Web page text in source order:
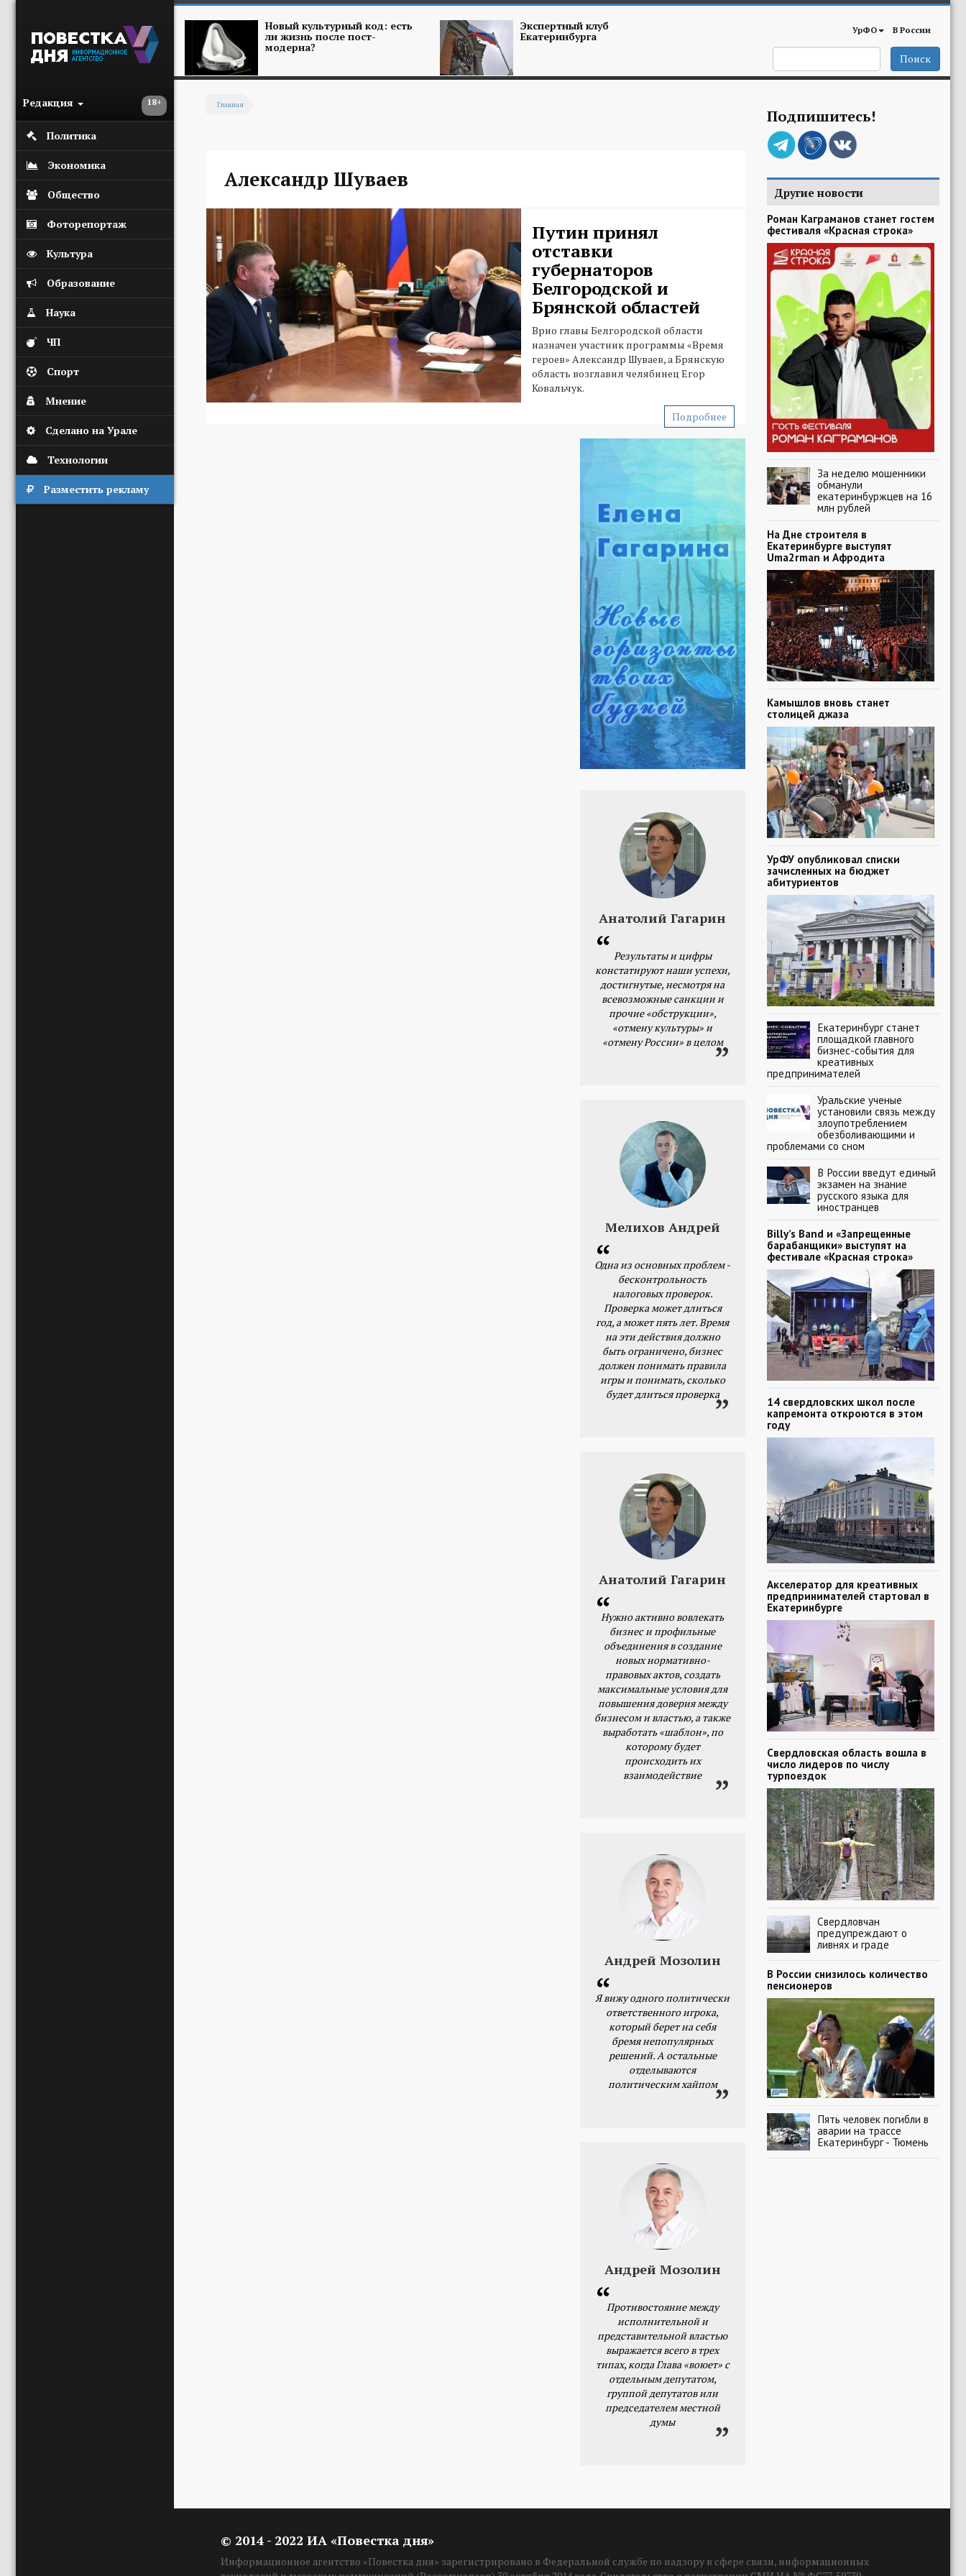
18+
Редакция
Политика
Экономика
Общество
Фоторепортаж
Культура
Образование
Наука
ЧП
Спорт
Мнение
Сделано на Урале
Технологии
Разместить рекламу
Новый культурный код: есть
ли жизнь после пост-
модерна?
Экспертный клуб
Екатеринбурга УрФО В России
Поиск
Главная
Александр Шуваев
Путин принял
отставки
губернаторов
Белгородской и
Брянской областей
Врио главы Белгородской области
назначен участник программы «Время
героев» Александр Шуваев, а Брянскую
область возглавил челябинец Егор
Ковальчук.
Подробнее
Анатолий Гагарин
Результаты и цифры
констатируют наши успехи,
достигнутые, несмотря на
всевозможные санкции и
прочие «обструкции»,
«отмену культуры» и
«отмену России» в целом
Мелихов Андрей
Одна из основных проблем -
бесконтрольность
налоговых проверок.
Проверка может длиться
год, а может пять лет. Время
на эти действия должно
быть ограничено, бизнес
должен понимать правила
игры и понимать, сколько
будет длиться проверка
Анатолий Гагарин
Нужно активно вовлекать
бизнес и профильные
объединения в создание
новых нормативно-
правовых актов, создать
максимальные условия для
повышения доверия между
бизнесом и властью, а также
выработать «шаблон», по
которому будет
происходить их
взаимодействие
Андрей Мозолин
Я вижу одного политически
ответственного игрока,
который берет на себя
бремя непопулярных
решений. А остальные
отделываются
политическим хайпом
Андрей Мозолин
Противостояние между
исполнительной и
представительной властью
выражается всего в трех
типах, когда Глава «воюет» с
отдельным депутатом,
группой депутатов или
председателем местной
думы
Подпишитесь!
Другие новости
Роман Каграманов станет гостем
фестиваля «Красная строка»
За неделю мошенники
обманули
екатеринбуржцев на 16
млн рублей
На Дне строителя в
Екатеринбурге выступят
Uma2rman и Афродита
Камышлов вновь станет
столицей джаза
УрФУ опубликовал списки
зачисленных на бюджет
абитуриентов
Екатеринбург станет
площадкой главного
бизнес-события для
креативных
предпринимателей
Уральские ученые
установили связь между
злоупотреблением
обезболивающими и
проблемами со сном
В России введут единый
экзамен на знание
русского языка для
иностранцев
Billy’s Band и «Запрещенные
барабанщики» выступят на
фестивале «Красная строка»
14 свердловских школ после
капремонта откроются в этом
году
Акселератор для креативных
предпринимателей стартовал в
Екатеринбурге
Свердловская область вошла в
число лидеров по числу
турпоездок
Свердловчан
предупреждают о
ливнях и граде
В России снизилось количество
пенсионеров
Пять человек погибли в
аварии на трассе
Екатеринбург - Тюмень
© 2014 - 2022 ИА «Повестка дня»
Информационное агентство «Повестка дня» зарегистрировано в Федеральной службе по надзору в сфере связи, информационных